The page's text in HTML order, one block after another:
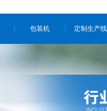
包装机 定制生产线